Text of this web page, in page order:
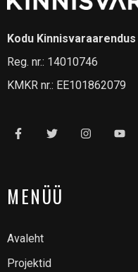
Kodu Kinnisvaraarendus
Reg. nr.: 14010746
KMKR nr.: EE101862079
MENÜÜ
Avaleht
Projektid